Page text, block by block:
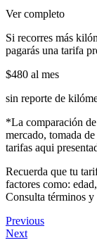
Ver completo
Si recorres más
pagarás una tarifa
$480 al mes
sin reporte de
*La comparación
mercado, tomada
tarifas aqui
Recuerda que tu
factores como:
Consulta términos y
Previous
Next